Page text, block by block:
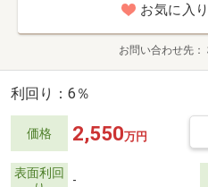
お気に入
お問い合わせ先
利回り：6％
価格 2,550万円
表面利回
-